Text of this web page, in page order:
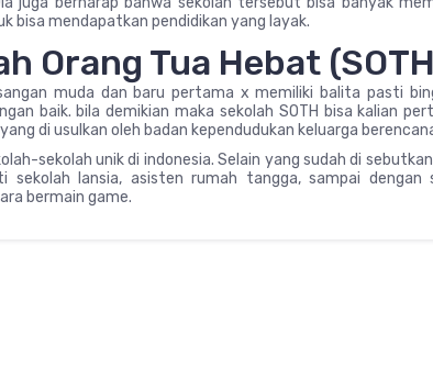
bisa mendapatkan pendidikan yang layak.
Orang Tua Hebat
muda dan baru pertama x memiliki balita pasti
baik. bila demikian maka sekolah SOTH bisa kalian
di usulkan oleh badan kependudukan keluarga
sekolah unik di indonesia. Selain yang sudah di
sekolah lansia, asisten rumah tangga, sampai dengan
bermain game.